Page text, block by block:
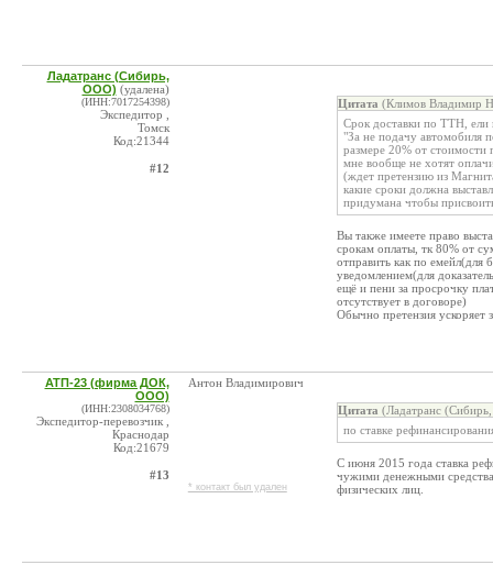
Ладатранс (Сибирь,
ООО) (удалена)
(ИНН:7017254398)
Экспедитор ,
Томск
Код:21344
#12
Цитата (Климов Владимир
Срок доставки по ТТН, ели
"За не подачу автомобиля
размере 20% от стоимости
мне вообще не хотят
(ждет претензию из
какие сроки должна
придумана чтобы
Вы также имеете право
срокам оплаты, тк 80% от
отправить как по емейл(для
уведомлением(для
ещё и пени за просрочку
отсутствует в договоре)
Обычно претензия ускоряет
АТП-23 (фирма ДОК,
ООО)
(ИНН:2308034768)
Экспедитор-перевозчик ,
Краснодар
Код:21679
#13
Антон Владимирович
* контакт был удален
Цитата (Ладатранс
по ставке
С июня 2015 года ставка
чужими денежными
физических лиц.